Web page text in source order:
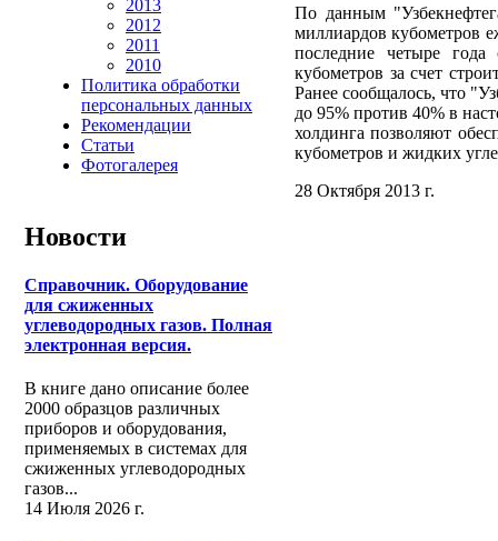
2013
2012
2011
2010
Политика обработки
персональных данных
Рекомендации
Статьи
Фотогалерея
Новости
Справочник. Оборудование
для сжиженных
углеводородных газов. Полная
электронная версия.
В книге дано описание более
2000 образцов различных
приборов и оборудования,
применяемых в системах для
сжиженных углеводородных
газов...
14 Июля 2026 г.
По данным
миллиардов кубометров
последние четыре
кубометров за счет
Ранее сообщалось, что
до 95% против 40% в
холдинга позволяют
кубометров и жидких
28 Октября 2013 г.